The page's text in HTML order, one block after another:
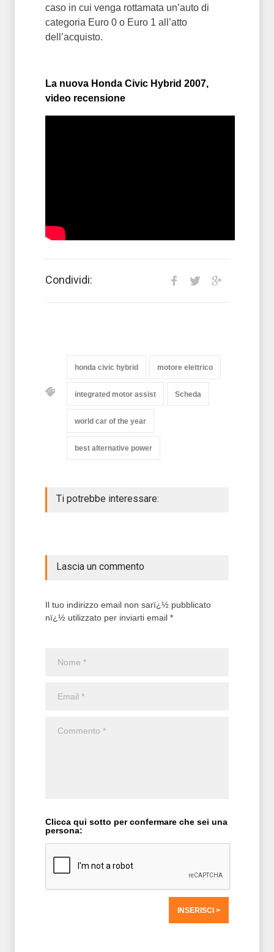
caso in cui venga rottamata un’auto di
categoria Euro 0 o Euro 1 all’atto
dell’acquisto.
La nuova Honda Civic Hybrid 2007,
video recensione
Condividi:
honda civic hybrid motore elettrico
integrated motor assist Scheda
world car of the year
best alternative power
Ti potrebbe interessare:
Lascia un commento
Il tuo indirizzo email non sarï¿½ pubblicato
nï¿½ utilizzato per inviarti email *
Clicca qui sotto per confermare che sei una
persona: